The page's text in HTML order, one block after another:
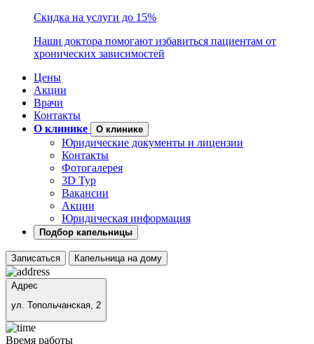
Скидка на услуги до 15%
Наши доктора помогают избавиться пациентам от
хронических зависимостей
Цены
Акции
Врачи
Контакты
О клинике
О клинике
Юридические документы и лицензии
Контакты
Фотогалерея
3D Тур
Вакансии
Акции
Юридическая информация
Подбор капельницы
Записаться Капельница на дому
Адрес
ул. Топольчанская, 2
Время работы